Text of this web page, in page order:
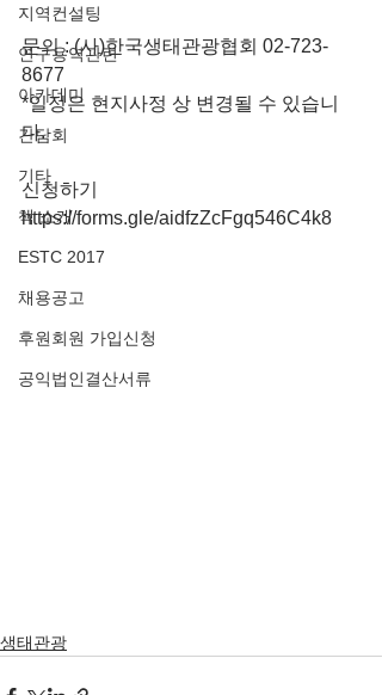
지역컨설팅
연구용역관련
아카데미
간담회
기타
책 소개
ESTC 2017
채용공고
후원회원 가입신청
공익법인결산서류
문의 : (사)한국생태관광협회 02-723-
8677
*일정은 현지사정 상 변경될 수 있습니
다.
신청하기
https://forms.gle/aidfzZcFgq546C4k8
생태관광